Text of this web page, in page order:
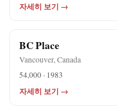
자세히 보기 →
BC Place
Vancouver, Canada
54,000 · 1983
자세히 보기 →